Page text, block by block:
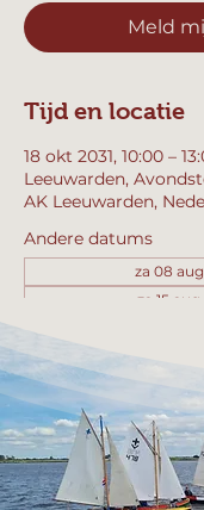
Meld
Tijd en locatie
18 okt 2031, 10:00 –
Leeuwarden,
AK Leeuwarden,
Andere datums
za 08
za 15
Bekijk alle 358 datums
Meld